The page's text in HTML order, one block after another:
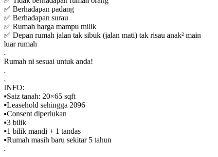
✅ Berhadapan padang
✅ Berhadapan surau
✅ Rumah harga mampu milik
✅ Depan rumah jalan tak sibuk (jalan mati) tak risau anak² main
luar rumah
.
Rumah ni sesuai untuk anda!
.
.
INFO:
▪️Saiz tanah: 20×65 sqft
▪️Leasehold sehingga 2096
▪️Consent diperlukan
▪️3 bilik
▪️1 bilik mandi + 1 tandas
▪️Rumah masih baru sekitar 5 tahun
.